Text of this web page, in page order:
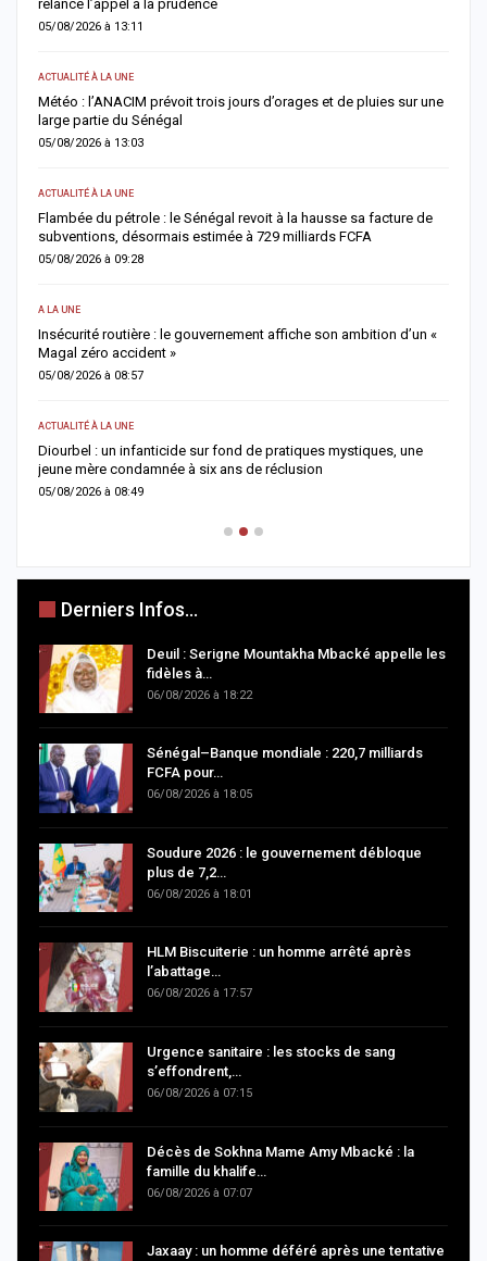
relance l’appel à la prudence
05/08/2026 à 13:11
ACTUALITÉ À LA UNE
Météo : l’ANACIM prévoit trois jours d’orages et de pluies sur une
large partie du Sénégal
05/08/2026 à 13:03
ACTUALITÉ À LA UNE
Flambée du pétrole : le Sénégal revoit à la hausse sa facture de
subventions, désormais estimée à 729 milliards FCFA
05/08/2026 à 09:28
A LA UNE
Insécurité routière : le gouvernement affiche son ambition d’un «
Magal zéro accident »
05/08/2026 à 08:57
ACTUALITÉ À LA UNE
Diourbel : un infanticide sur fond de pratiques mystiques, une
jeune mère condamnée à six ans de réclusion
05/08/2026 à 08:49
Derniers Infos...
Deuil : Serigne Mountakha Mbacké appelle les
fidèles à…
06/08/2026 à 18:22
Sénégal–Banque mondiale : 220,7 milliards
FCFA pour…
06/08/2026 à 18:05
Soudure 2026 : le gouvernement débloque
plus de 7,2…
06/08/2026 à 18:01
HLM Biscuiterie : un homme arrêté après
l’abattage…
06/08/2026 à 17:57
Urgence sanitaire : les stocks de sang
s’effondrent,…
06/08/2026 à 07:15
Décès de Sokhna Mame Amy Mbacké : la
famille du khalife…
06/08/2026 à 07:07
Jaxaay : un homme déféré après une tentative